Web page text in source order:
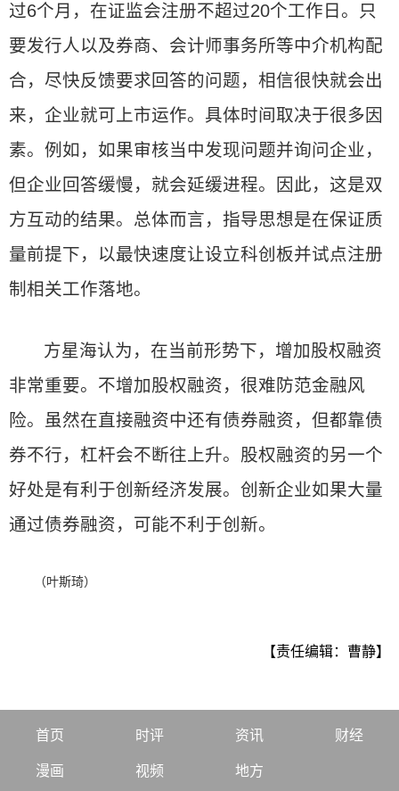
过6个月，在证监会注册不超过20个工作日。只
要发行人以及券商、会计师事务所等中介机构配
合，尽快反馈要求回答的问题，相信很快就会出
来，企业就可上市运作。具体时间取决于很多因
素。例如，如果审核当中发现问题并询问企业，
但企业回答缓慢，就会延缓进程。因此，这是双
方互动的结果。总体而言，指导思想是在保证质
量前提下，以最快速度让设立科创板并试点注册
制相关工作落地。
方星海认为，在当前形势下，增加股权融资
非常重要。不增加股权融资，很难防范金融风
险。虽然在直接融资中还有债券融资，但都靠债
券不行，杠杆会不断往上升。股权融资的另一个
好处是有利于创新经济发展。创新企业如果大量
通过债券融资，可能不利于创新。
（叶斯琦）
【责任编辑：曹静】
首页 时评 资讯 财经
漫画 视频 地方